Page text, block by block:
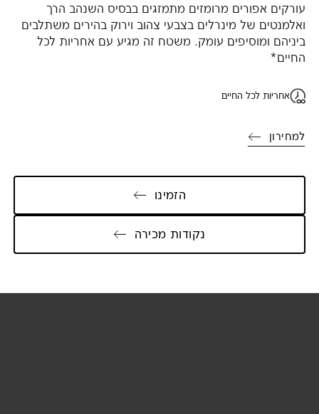
עורקים אפורים מרומזים מתמזגים בבסיס השנהב הרך
ואלמנטים של מינרלים בצבעי צהוב וירוק בהירים משתלבים
ביניהם ומוסיפים עומק. משטח זה מגיע עם אחריות לכל
החיים*
אחריות לכל החיים
למחירון
הזמינו
נקודות מכירה